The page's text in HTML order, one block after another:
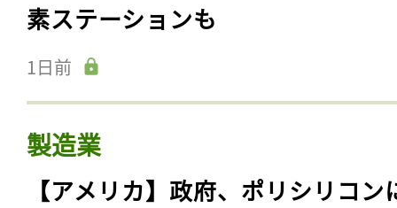
素ステーションも
1日前
製造業
【アメリカ】政府、ポリシリコン